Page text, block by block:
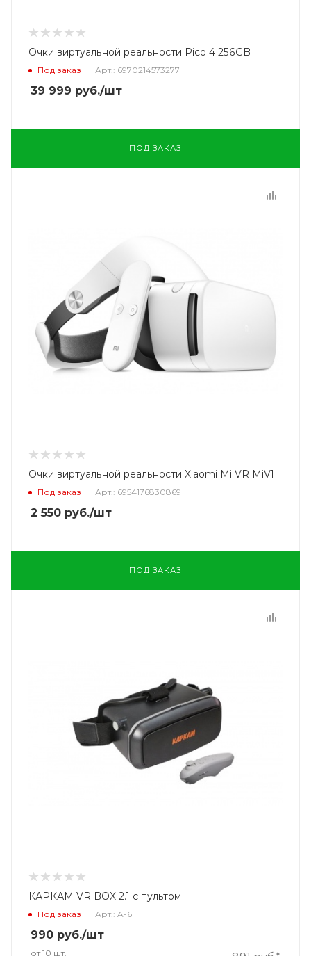
Очки виртуальной реальности Pico 4 256GB
Под заказ Арт.: 6970214573277
39 999 руб./шт
ПОД ЗАКАЗ
Очки виртуальной реальности Xiaomi Mi VR MiV1
Под заказ Арт.: 6954176830869
2 550 руб./шт
ПОД ЗАКАЗ
КАРКАМ VR BOX 2.1 с пультом
Под заказ Арт.: A-6
990 руб./шт
от 10 шт.